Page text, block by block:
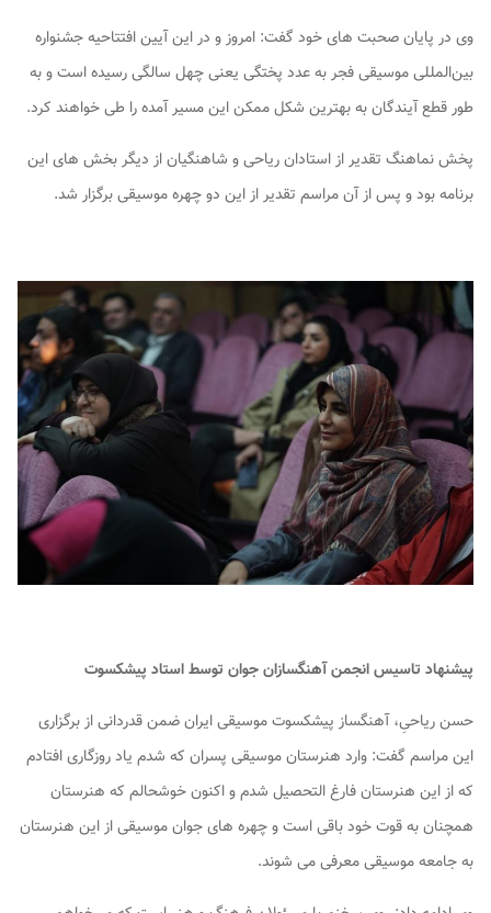
وی در پایان صحبت های خود گفت: امروز و در این آیین افتتاحیه جشنواره
بین‌المللی موسیقی فجر به عدد پختگی یعنی چهل سالگی رسیده است و به
طور قطع آیندگان به بهترین شکل ممکن این مسیر آمده را طی خواهند کرد.
پخش نماهنگ تقدیر از استادان ریاحی و شاهنگیان از دیگر بخش های این
برنامه بود و پس از آن مراسم تقدیر از این دو چهره موسیقی برگزار شد.
پیشنهاد تاسیس انجمن آهنگسازان جوان توسط استاد پیشکسوت
حسن ریاحیِ، آهنگساز پیشکسوت موسیقی ایران ضمن قدردانی از برگزاری
این مراسم گفت: وارد هنرستان موسیقی پسران که شدم یاد روزگاری افتادم
که از این هنرستان فارغ التحصیل شدم و اکنون خوشحالم که هنرستان
همچنان به قوت خود باقی است و چهره های جوان موسیقی از این هنرستان
به جامعه موسیقی معرفی می شوند.